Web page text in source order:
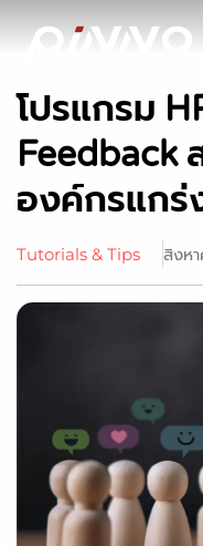
โปรแกรม
Feedback
องค์กรแกร่
Tutorials & Tips สิงห